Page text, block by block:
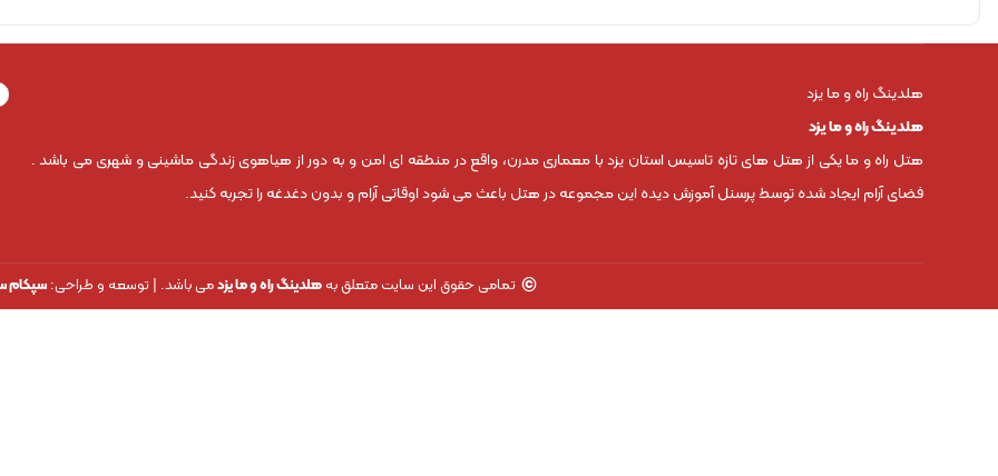
هلدینگ راه و ما یزد
هلدینگ راه و ما یزد
هتل راه و ما یکی از هتل های تازه تاسیس استان یزد با معماری مدرن، واقع در منطقه ای امن و به دور از هیاهوی زندگی ماشینی و شهری می باشد .
فضای آرام ایجاد شده توسط پرسنل آموزش دیده این مجموعه در هتل باعث می شود اوقاتی آرام و بدون دغدغه را تجربه کنید.
© تمامی حقوق این سایت متعلق بههلدینگ راه و ما یزدمی باشد. | توسعه و طراحی:سپکام